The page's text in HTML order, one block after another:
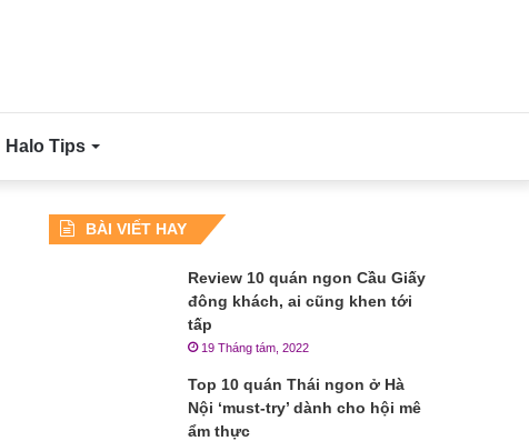
Halo Tips
BÀI VIẾT HAY
Review 10 quán ngon Cầu Giấy
đông khách, ai cũng khen tới
tấp
19 Tháng tám, 2022
Top 10 quán Thái ngon ở Hà
Nội ‘must-try’ dành cho hội mê
ẩm thực